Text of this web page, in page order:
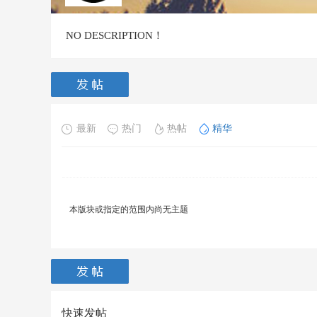
NO DESCRIPTION！
最新 热门 热帖 精华
本版块或指定的范围内尚无主题
快速发帖